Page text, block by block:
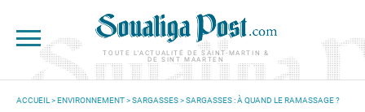
TOUTE L'ACTUALITÉ DE SAINT-MARTIN &
DE SINT MAARTEN
ACCUEIL >ENVIRONNEMENT>SARGASSES> SARGASSES : À QUAND LE RAMASSAGE ?